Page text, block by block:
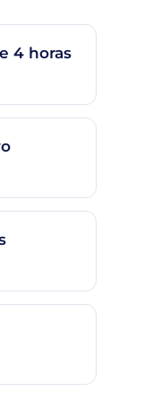
4 horas